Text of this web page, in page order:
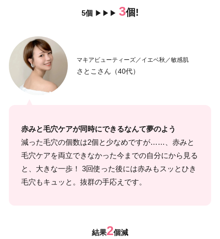
5個 ▶︎▶︎▶︎ 3個!
マキアビューティーズ／イエベ秋／敏感肌
さとこさん（40代）
赤みと毛穴ケアが同時にできるなんて夢のよう
減った毛穴の個数は2個と少なめですが……、赤みと
毛穴ケアを両立できなかった今までの自分にから見る
と、大きな一歩！ 3回使った後には赤みもスッとひき
毛穴もキュッと。抜群の手応えです。
結果2個減